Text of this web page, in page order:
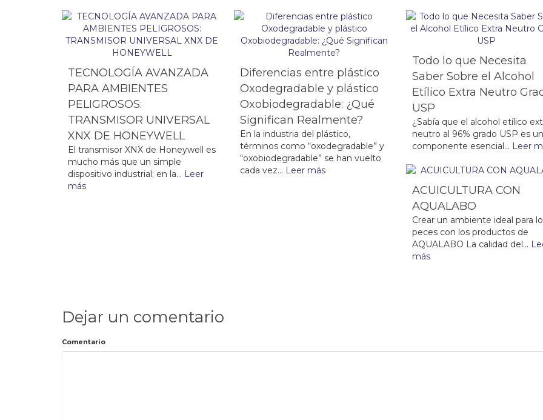
TECNOLOGÍA AVANZADA
PARA AMBIENTES
PELIGROSOS:
TRANSMISOR UNIVERSAL
XNX DE HONEYWELL
El transmisor XNX de Honeywell es
mucho más que un simple
dispositivo industrial; en la... Leer
más
Diferencias entre plástico
Oxodegradable y plástico
Oxobiodegradable: ¿Qué
Significan Realmente?
En la industria del plástico,
términos como “oxodegradable” y
“oxobiodegradable” se han vuelto
cada vez... Leer más
Todo lo que Necesita
Saber Sobre el Alcohol
Etílico Extra Neutro
USP
¿Sabía que el alcohol etílico
neutro al 96% grado USP es un
componente esencial... Leer
ACUICULTURA CON
AQUALABO
Crear un ambiente ideal para
peces con los productos de
AQUALABO La calidad del...
más
Dejar un comentario
Comentario